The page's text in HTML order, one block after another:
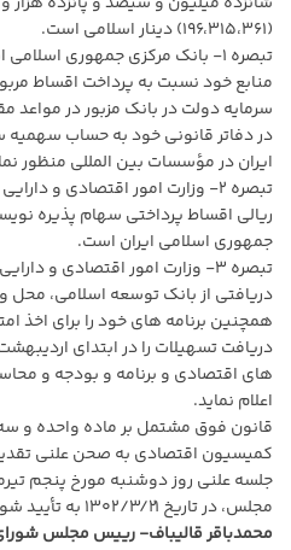
(۱۹۶،٣١۵،٣۶١) دینار اسلامی است.
تبصره ۱- بانک مرکزی جمهوری
منابع خود نسبت به پرداخت اقساط
سرمایه دولت در بانک مزبور در مواعد
در دفاتر قانونی خود به حساب
ایران در مؤسسات بین المللی منظور
تبصره ۲- وزارت امور اقتصادی و
ریالی اقساط پرداختی سهام پذیره
جمهوری اسلامی ایران است.
تبصره ۳- وزارت امور اقتصادی و
دریافتی از بانک توسعه اسلامی، محل
همچنین برنامه های خود را برای اخذ
دریافت تسهیلات را در ابتدای
های اقتصادی و برنامه و بودجه و
اعلام نماید.
قانون فوق مشتمل بر ماده واحده و
کمیسیون اقتصادی به صحن علنی
جلسه علنی روز دوشنبه مورخ پنجم
مجلس، در تاریخ ۱۳۰۲/۳/۲۱ به تأیید شورای نگهبان رسید.
محمدباقر قالیباف- رییس مجلس